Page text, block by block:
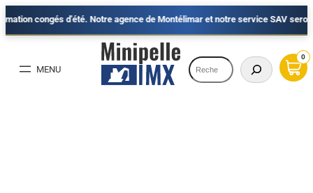
congés d'été. Notre agence de Montélimar et notre service SAV seront
Aller
contenu
Recherche 0